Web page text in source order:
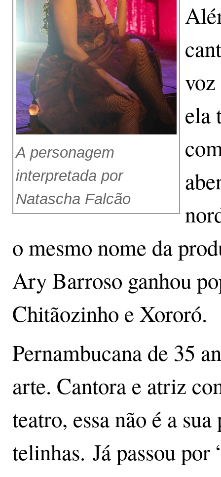
A personagem
interpretada por
Natascha Falcão
ela
o mesmo nome da
Ary Barroso ganhou
Chitãozinho e Xororó.
Pernambucana de 35
arte. Cantora e atriz
teatro, essa não é a
telinhas. Já passou